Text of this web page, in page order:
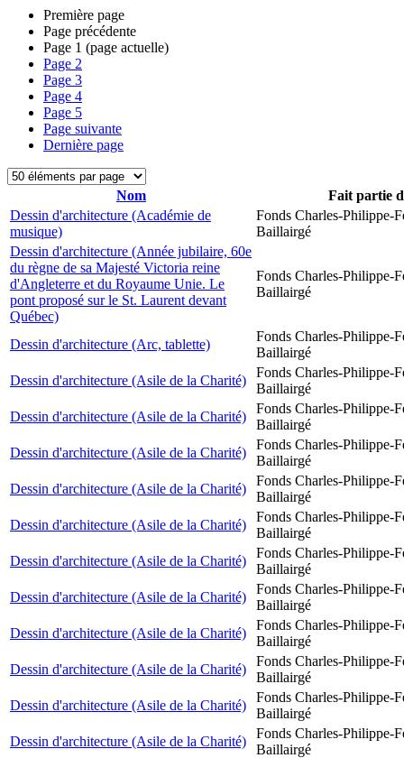
Première page
Page précédente
Page 1 (page actuelle)
Page 2
Page 3
Page 4
Page 5
Page suivante
Dernière page
Nom
Fait partie
Dessin d'architecture (Académie de
musique)
Fonds Charles-Philippe-
Baillairgé
Dessin d'architecture (Année jubilaire, 60e
du règne de sa Majesté Victoria reine
d'Angleterre et du Royaume Unie. Le
pont proposé sur le St. Laurent devant
Québec)
Fonds Charles-Philippe-
Baillairgé
Dessin d'architecture (Arc, tablette)
Fonds Charles-Philippe-
Baillairgé
Dessin d'architecture (Asile de la Charité)
Fonds Charles-Philippe-
Baillairgé
Dessin d'architecture (Asile de la Charité)
Fonds Charles-Philippe-
Baillairgé
Dessin d'architecture (Asile de la Charité)
Fonds Charles-Philippe-
Baillairgé
Dessin d'architecture (Asile de la Charité)
Fonds Charles-Philippe-
Baillairgé
Dessin d'architecture (Asile de la Charité)
Fonds Charles-Philippe-
Baillairgé
Dessin d'architecture (Asile de la Charité)
Fonds Charles-Philippe-
Baillairgé
Dessin d'architecture (Asile de la Charité)
Fonds Charles-Philippe-
Baillairgé
Dessin d'architecture (Asile de la Charité)
Fonds Charles-Philippe-
Baillairgé
Dessin d'architecture (Asile de la Charité)
Fonds Charles-Philippe-
Baillairgé
Dessin d'architecture (Asile de la Charité)
Fonds Charles-Philippe-
Baillairgé
Dessin d'architecture (Asile de la Charité)
Fonds Charles-Philippe-
Baillairgé